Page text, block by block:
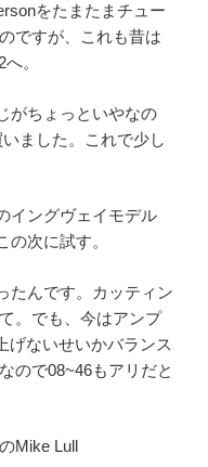
をたまたまチュー
ですが、これも昔は
。
がちょっといやなの
ました。これで少し
イングヴェイモデル
次に試す。
たんです。カッティン
。でも、今はアンプ
げないせいかバランス
ので08~46もアリだと
Mike Lull